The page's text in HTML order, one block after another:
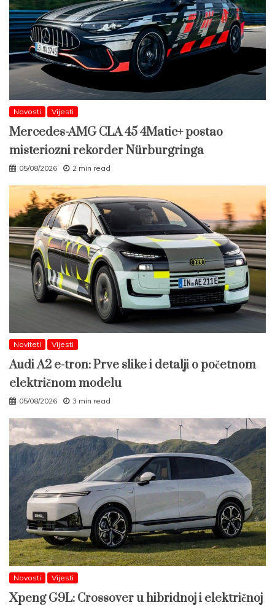
Novosti Vijesti
Mercedes-AMG CLA 45 4Matic+ postao
misteriozni rekorder Nürburgringa
05/08/2026 2 min read
Noviteti Vijesti
Audi A2 e-tron: Prve slike i detalji o početnom
električnom modelu
05/08/2026 3 min read
Novosti Vijesti
Xpeng G9L: Crossover u hibridnoj i električnoj